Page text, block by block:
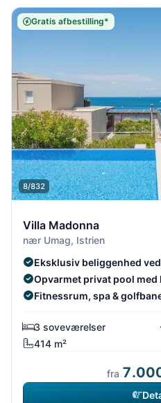
Gratis afbestilling*
8/832
Villa Madonna
nær Umag, Istrien
Eksklusiv beliggenhed
Opvarmet privat pool
Fitnessrum, spa &
3 soveværelser
414 m²
fra